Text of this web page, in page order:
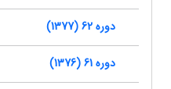
دوره 62 (1377)
دوره 61 (1376)